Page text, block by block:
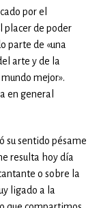
por el
placer de poder
parte de «una
arte y de la
mejor».
en general
su sentido pésame
resulta hoy día
o sobre la
ligado a la